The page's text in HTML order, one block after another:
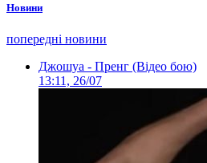
Новини
попередні новини
Джошуа - Пренг (Відео бою)
13:11, 26/07